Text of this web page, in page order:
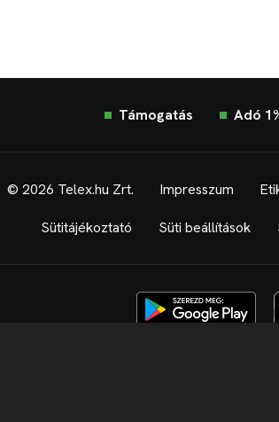
Támogatás Adó
© 2026 Telex.hu Zrt. Impresszum
Sütitájékoztató Süti beállítások